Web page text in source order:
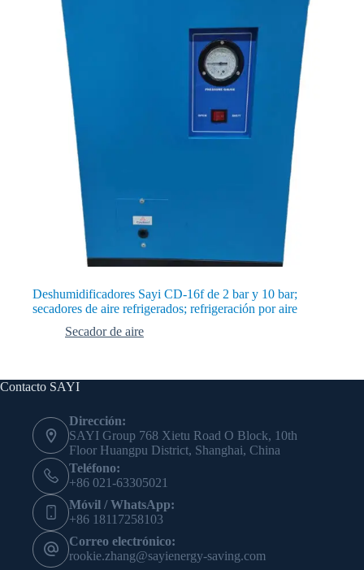
Deshumidificadores Sayi CD-16f de 2 bar y 10 bar;
secadores de aire refrigerados; refrigeración por aire
Secador de aire
Contacto SAYI
Dirección:
SAYI Group 768 Xietu Road O Block, 10th
Floor Huangpu District, Shanghai, China
Teléfono:
+86 021-63305021
Móvil / WhatsApp:
+86 18117258103
Correo electrónico:
rookie.zhang@sayienergy-saving.com